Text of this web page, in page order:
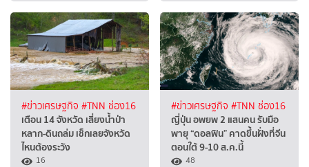
#ข่าวเศรษฐกิจ #TNN ช่อง16
เตือน 14 จังหวัด เสี่ยงน้ำป่า
หลาก-ดินถล่ม เช็กเลยจังหวัด
ไหนต้องระวัง
16
#ข่าวเศรษฐกิจ #TNN ช่อง16
ญี่ปุ่น อพยพ 2 แสนคน รับมือ
พายุ “ดอลฟิน” คาดขึ้นฝั่งที่จีน
ตอนใต้ 9-10 ส.ค.นี้
48